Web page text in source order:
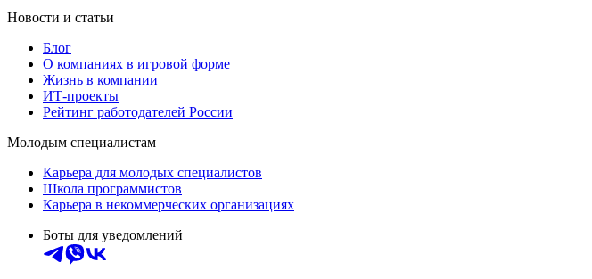
Новости и статьи
Блог
О компаниях в игровой форме
Жизнь в компании
ИТ-проекты
Рейтинг работодателей России
Молодым специалистам
Карьера для молодых специалистов
Школа программистов
Карьера в некоммерческих организациях
Боты для уведомлений